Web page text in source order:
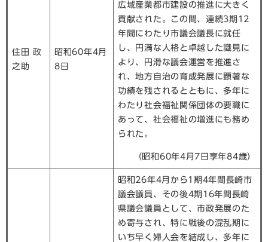
住田 政
之助
昭和60年4月
8日
広域産業都市建設の推進に大きく
貢献された。この間、連続3期12
年間にわたり市議会議長に就任
し、円満な人格と卓越した識見に
より、円滑な議会運営を推進さ
れ、地方自治の育成発展に顕著な
功績を残されるとともに、多年に
わたり社会福祉関係団体の要職に
あって、社会福祉の増進にも務め
られた。
（昭和60年4月7日享年84歳）
昭和26年4月から1期4年間長崎市
議会議員、その後4期16年間長崎
県議会議員として、市政発展のた
め寄与され、特に戦後の混乱期に
いち早く婦人会を結成し、多年に